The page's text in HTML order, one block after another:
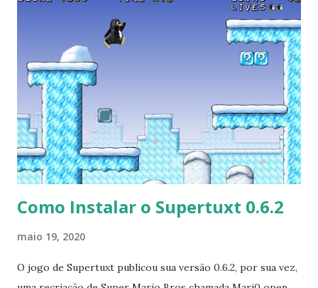
esse grande lançamento inclui muitas atualizações. Elas
incluem novo kernel, ferramentas atualizadas e algumas
mudanças estruturais com um concentre-se em manter a
estabilidade e a compatibilidade com o Ubuntu 20.04 LTS. O
que há de novo: Linux Kernel 5.4 atualizado. Ambiente de
desktop atualizado. Ferramentas de hackers atualizadas.
ISO Hybrid atualizado com suporte à UEFI." Para ler a nota
de lançamento clique aqui . Para baixar clique no link:
https://www.backbox.org/downl...
Como Instalar o Supertuxt 0.6.2
maio 19, 2020
O jogo de Supertuxt publicou sua versão 0.6.2, por sua vez,